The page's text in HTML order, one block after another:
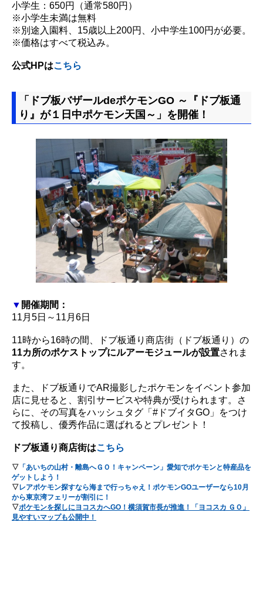
小学生：650円（通常580円）
※小学生未満は無料
※別途入園料、15歳以上200円、小中学生100円が必要。
※価格はすべて税込み。
公式HPはこちら
「ドブ板バザールdeポケモンGO ～『ドブ板通
り』が１日中ポケモン天国～」を開催！
▼ 開催期間：
11月5日～11月6日
11時から16時の間、ドブ板通り商店街（ドブ板通り）の
11カ所のポケストップにルアーモジュールが設置されま
す。
また、ドブ板通りでAR撮影したポケモンをイベント参加
店に見せると、割引サービスや特典が受けられます。さ
らに、その写真をハッシュタグ「#ドブイタGO」をつけ
て投稿し、優秀作品に選ばれるとプレゼント！
ドブ板通り商店街はこちら
▽ 「あいちの山村・離島へＧＯ！キャンペーン」愛知でポケモンと特産品を
ゲットしよう！
▽レアポケモン探すなら海まで行っちゃえ！ポケモンGOユーザーなら10月
から東京湾フェリーが割引に！
▽ポケモンを探しにヨコスカへGO！横須賀市長が推進！「ヨコスカ ＧＯ」
見やすいマップも公開中！